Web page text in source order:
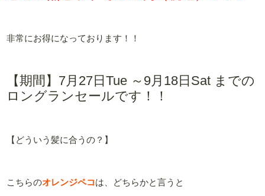
非常にお得になっております！！
【期間】7月27日Tue ～9月18日Sat までの
ロングランセールです！！
【どういう髪に合うの？】
こちらのオレンジペコは、どちらかと言うと